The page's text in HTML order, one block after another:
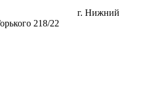
г. Нижний
218/22